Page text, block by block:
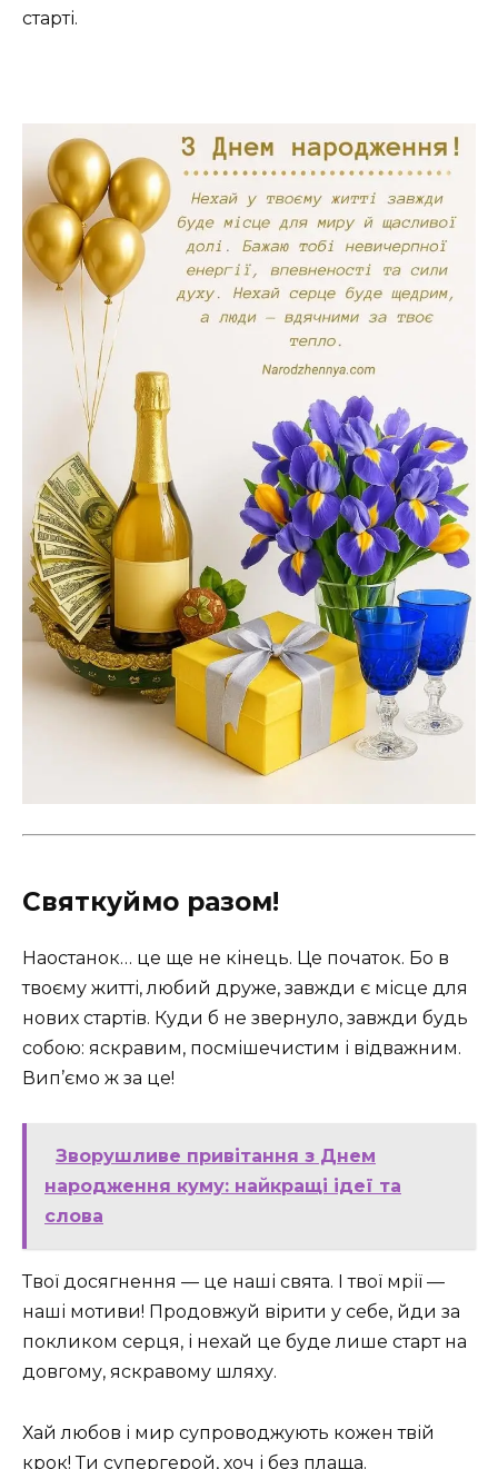
старті.
Святкуймо разом!
Наостанок… це ще не кінець. Це початок. Бо в
твоєму житті, любий друже, завжди є місце для
нових стартів. Куди б не звернуло, завжди будь
собою: яскравим, посмішечистим і відважним.
Вип’ємо ж за це!
Зворушливе привітання з Днем
народження куму: найкращі ідеї та
слова
Твої досягнення — це наші свята. І твої мрії —
наші мотиви! Продовжуй вірити у себе, йди за
покликом серця, і нехай це буде лише старт на
довгому, яскравому шляху.
Хай любов і мир супроводжують кожен твій
крок! Ти супергерой, хоч і без плаща.